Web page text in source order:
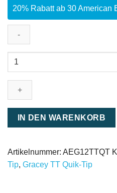
20% Rabatt ab 30 American
Gracey
TT
IN DEN WARENKORB
Artikelnummer: AEG12TTQT
Tip, Gracey TT Quik-Tip